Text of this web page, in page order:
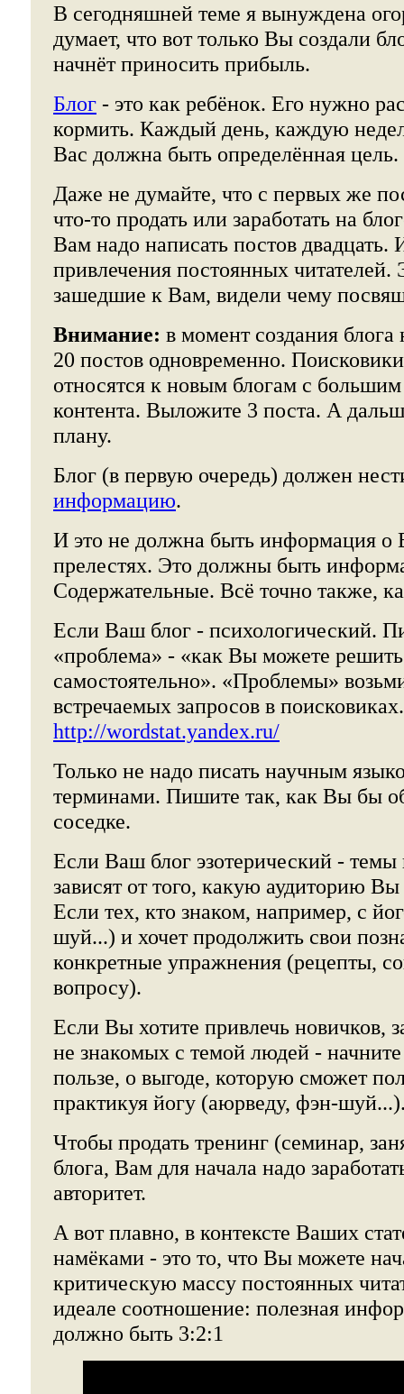
В сегодняшней теме я вынуждена
думает, что вот только Вы создали
начнёт приносить прибыль.
Блог - это как ребёнок. Его нужно
кормить. Каждый день, каждую
Вас должна быть определённая цель.
Даже не думайте, что с первых же
что-то продать или заработать на
Вам надо написать постов двадцать.
привлечения постоянных читателей.
зашедшие к Вам, видели чему
Внимание: в момент создания
20 постов одновременно.
относятся к новым блогам с
контента. Выложите 3 поста. А
плану.
Блог (в первую очередь) должен
информацию.
И это не должна быть информация о
прелестях. Это должны быть
Содержательные. Всё точно также,
Если Ваш блог - психологический.
«проблема» - «как Вы можете
самостоятельно». «Проблемы»
встречаемых запросов в
http://wordstat.yandex.ru/
Только не надо писать научным
терминами. Пишите так, как Вы бы
соседке.
Если Ваш блог эзотерический - темы
зависят от того, какую аудиторию Вы
Если тех, кто знаком, например, с
шуй...) и хочет продолжить свои
конкретные упражнения (рецепты,
вопросу).
Если Вы хотите привлечь новичков,
не знакомых с темой людей -
пользе, о выгоде, которую сможет
практикуя йогу (аюрведу, фэн-
Чтобы продать тренинг (семинар,
блога, Вам для начала надо
авторитет.
А вот плавно, в контексте Ваших
намёками - это то, что Вы можете
критическую массу постоянных
идеале соотношение: полезная
должно быть 3:2:1